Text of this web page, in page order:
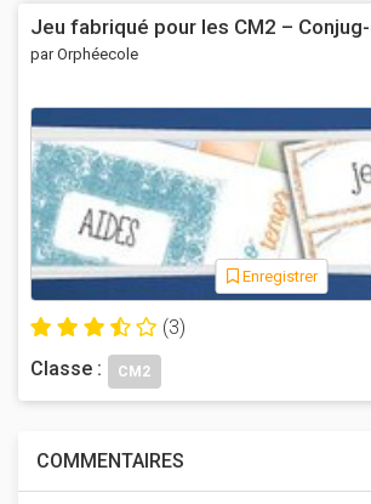
Jeu fabriqué pour les CM2 –
par Orphéecole
Enregistrer
(3)
Classe :
CM2
COMMENTAIRES